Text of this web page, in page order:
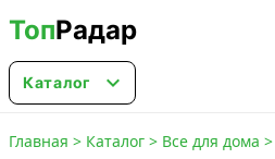
ТопРадар
Каталог 
Главная > Каталог > Все для дома >